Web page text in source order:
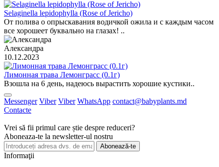
Selaginella lepidophylla (Rose of Jericho)
От полива о опрыскавания водичкой ожила и с каждым часом
все хорошеет буквально на глазах! ..
Александра
10.12.2023
Лимонная трава Лемонграсс (0.1г)
Взошла на 6 день, надеюсь вырастить хорошие кустики..
Messenger Viber Viber WhatsApp contact@babyplants.md
Contacte
Vrei să fii primul care știe despre reduceri?
Aboneaza-te la newsletter-ul nostru
Abonează-te
Informaţii